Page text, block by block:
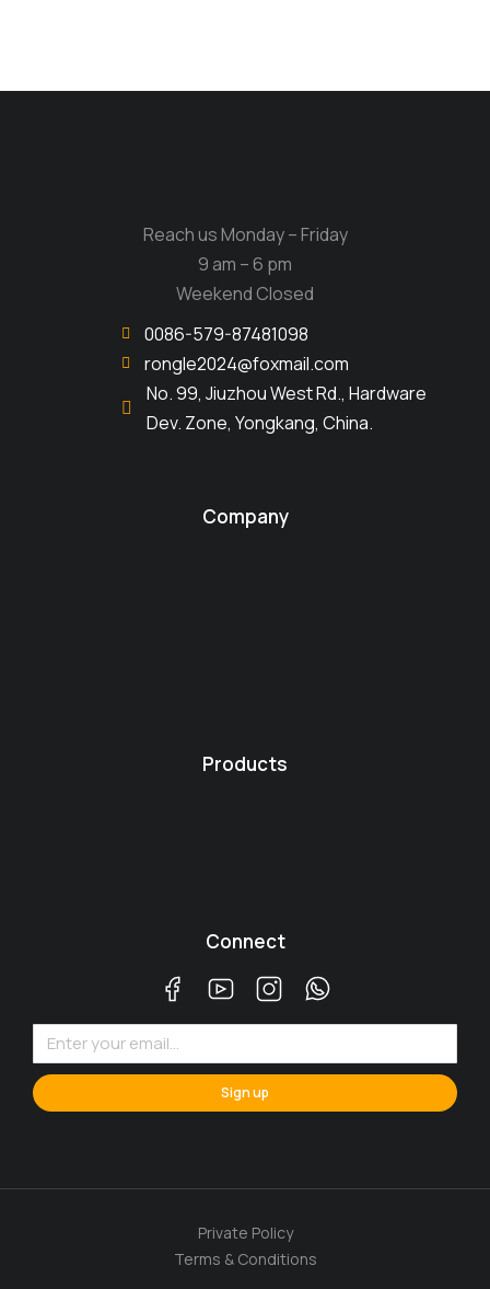
Reach us Monday – Friday
9 am – 6 pm
Weekend Closed
0086-579-87481098
rongle2024@foxmail.com
No. 99, Jiuzhou West Rd., Hardware
Dev. Zone, Yongkang, China.
Company
Products
Connect
Sign up
Private Policy
Terms & Conditions